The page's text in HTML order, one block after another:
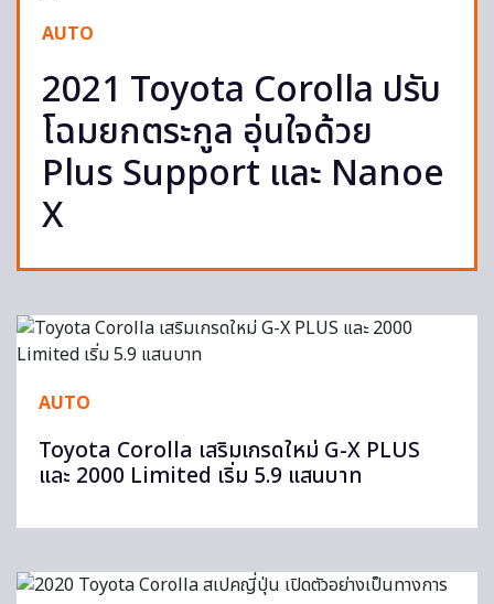
AUTO
2021 Toyota Corolla ปรับ
โฉมยกตระกูล อุ่นใจด้วย
Plus Support และ Nanoe
X
AUTO
Toyota Corolla เสริมเกรดใหม่ G-X PLUS
และ 2000 Limited เริ่ม 5.9 แสนบาท